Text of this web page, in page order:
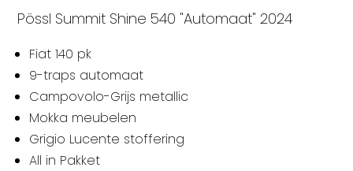
Pössl Summit Shine 540 "Automaat" 2024
Fiat 140 pk
9-traps automaat
Campovolo-Grijs metallic
Mokka meubelen
Grigio Lucente stoffering
All in Pakket